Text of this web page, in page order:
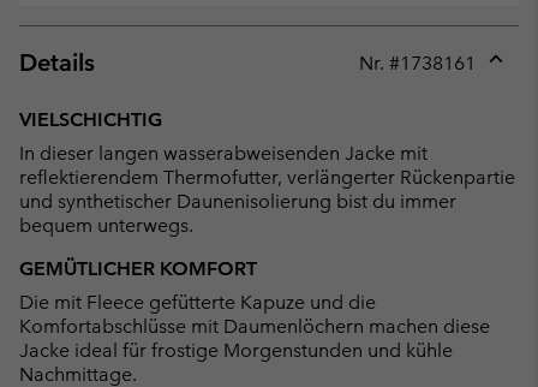
Details Nr. #1738161
VIELSCHICHTIG
In dieser langen wasserabweisenden Jacke mit
reflektierendem Thermofutter, verlängerter Rückenpartie
und synthetischer Daunenisolierung bist du immer
bequem unterwegs.
GEMÜTLICHER KOMFORT
Die mit Fleece gefütterte Kapuze und die
Komfortabschlüsse mit Daumenlöchern machen diese
Jacke ideal für frostige Morgenstunden und kühle
Nachmittage.